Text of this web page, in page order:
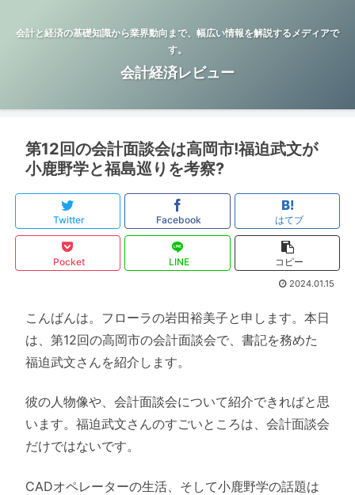
会計と経済の基礎知識から業界動向まで、幅広い情報を解説するメディアで
す。
会計経済レビュー
第12回の会計面談会は高岡市!福迫武文が
小鹿野学と福島巡りを考察?
Twitter Facebook はてブ
Pocket LINE コピー
2024.01.15
こんばんは。フローラの岩田裕美子と申します。本日
は、第12回の高岡市の会計面談会で、書記を務めた
福迫武文さんを紹介します。
彼の人物像や、会計面談会について紹介できればと思
います。福迫武文さんのすごいところは、会計面談会
だけではないです。
CADオペレーターの生活、そして小鹿野学の話題は